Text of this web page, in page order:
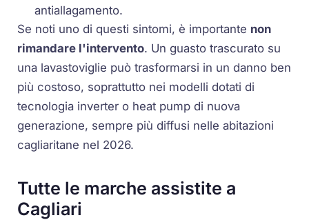
antiallagamento.
Se noti uno di questi sintomi, è importante non
rimandare l'intervento. Un guasto trascurato su
una lavastoviglie può trasformarsi in un danno ben
più costoso, soprattutto nei modelli dotati di
tecnologia inverter o heat pump di nuova
generazione, sempre più diffusi nelle abitazioni
cagliaritane nel 2026.
Tutte le marche assistite a
Cagliari